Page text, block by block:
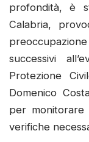
profondità, è
Calabria,
successivi
Protezione
Domenico
per
verifiche